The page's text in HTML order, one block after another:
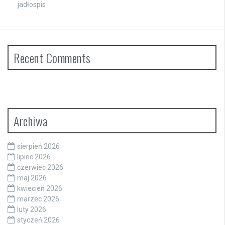
jadłospis
Recent Comments
Archiwa
sierpień 2026
lipiec 2026
czerwiec 2026
maj 2026
kwiecień 2026
marzec 2026
luty 2026
styczeń 2026